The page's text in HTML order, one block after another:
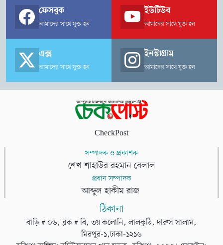
ফেসবুক
আমাদের সাথে যুক্ত হন
ইউটিউব
আমাদের সাথে যুক্ত হন
এক্স
আমাদের সাথে যুক্ত হন
ইনস্টাগ্রাম
আমাদের সাথে যুক্ত হন
CheckPost
সম্পাদক ও প্রকাশক
শেখ শাহাউর রহমান বেলাল
প্রধান সম্পাদক
আব্দুল হাকীম রাজ
ঠিকানা
বাড়ি # ০৬, ব্লক # বি, ৩য় কলোনি, লালকুঠি, দারুস সালাম,
মিরপুর-১,ঢাকা-১২১৬